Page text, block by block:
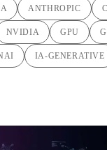
ANTHROPIC
NVIDIA GPU
IA-GENERATIVE